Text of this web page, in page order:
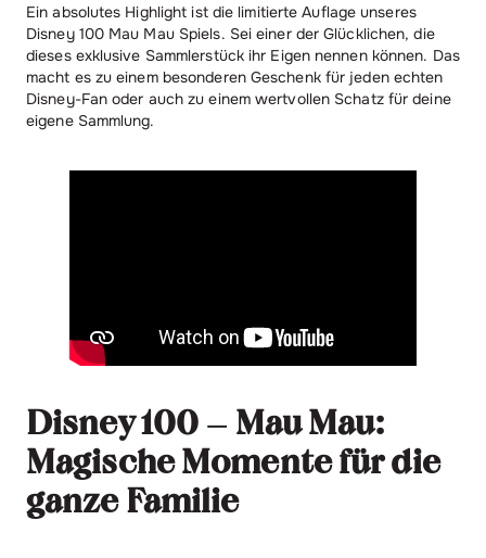
Ein absolutes Highlight ist die limitierte Auflage unseres
Disney 100 Mau Mau Spiels. Sei einer der Glücklichen, die
dieses exklusive Sammlerstück ihr Eigen nennen können. Das
macht es zu einem besonderen Geschenk für jeden echten
Disney-Fan oder auch zu einem wertvollen Schatz für deine
eigene Sammlung.
Disney 100 – Mau Mau:
Magische Momente für die
ganze Familie